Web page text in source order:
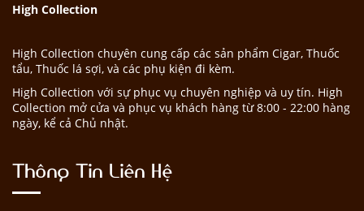
High Collection
High Collection chuyên cung cấp các sản phẩm Cigar, Thuốc
tẩu, Thuốc lá sợi, và các phụ kiện đi kèm.
High Collection với sự phục vụ chuyên nghiệp và uy tín. High
Collection mở cửa và phục vụ khách hàng từ 8:00 - 22:00 hàng
ngày, kể cả Chủ nhật.
Thông Tin Liên Hệ